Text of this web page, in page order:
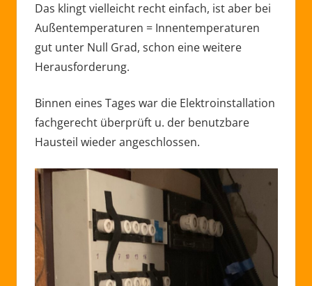
Das klingt vielleicht recht einfach, ist aber bei
Außentemperaturen = Innentemperaturen
gut unter Null Grad, schon eine weitere
Herausforderung.
Binnen eines Tages war die Elektroinstallation
fachgerecht überprüft u. der benutzbare
Hausteil wieder angeschlossen.